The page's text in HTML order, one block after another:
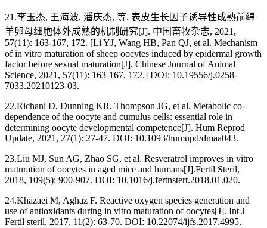
21.李玉杰, 王海波, 潘庆杰, 等. 表皮生长因子诱导性成熟前绵
羊卵母细胞体外成熟的机制研究[J]. 中国畜牧杂志, 2021,
57(11): 163-167, 172. [Li YJ, Wang HB, Pan QJ, et al. Mechanism
of in vitro maturation of sheep oocytes induced by epidermal growth
factor before sexual maturation[J]. Chinese Journal of Animal
Science, 2021, 57(11): 163-167, 172.] DOI: 10.19556/j.0258-
7033.20210123-03.
22.Richani D, Dunning KR, Thompson JG, et al. Metabolic co-
dependence of the oocyte and cumulus cells: essential role in
determining oocyte developmental competence[J]. Hum Reprod
Update, 2021, 27(1): 27-47. DOI: 10.1093/humupd/dmaa043.
23.Liu MJ, Sun AG, Zhao SG, et al. Resveratrol improves in vitro
maturation of oocytes in aged mice and humans[J].Fertil Steril,
2018, 109(5): 900-907. DOI: 10.1016/j.fertnstert.2018.01.020.
24.Khazaei M, Aghaz F. Reactive oxygen species generation and
use of antioxidants during in vitro maturation of oocytes[J]. Int J
Fertil steril, 2017, 11(2): 63-70. DOI: 10.22074/ijfs.2017.4995.